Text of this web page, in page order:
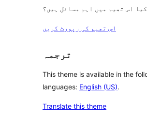
کیا اس تھیم میں اہم مسائل ہیں؟
اس تھیم کی رپورٹ کریں
ترجمہ
This theme is available in the
languages: English (US).
Translate this theme